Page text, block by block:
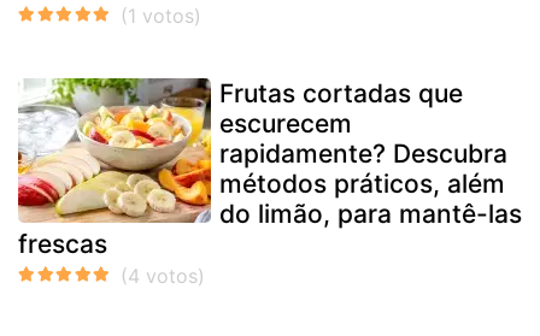
Frutas cortadas que
escurecem
rapidamente? Descubra
métodos práticos, além
do limão, para mantê-las
frescas